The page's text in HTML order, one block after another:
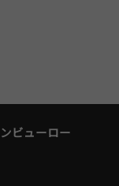
ビューロー